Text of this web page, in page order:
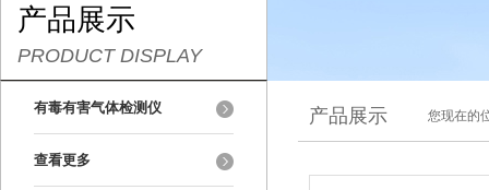
产品展示
PRODUCT DISPLAY
有毒有害气体检测仪
查看更多
产品展示 您现在的